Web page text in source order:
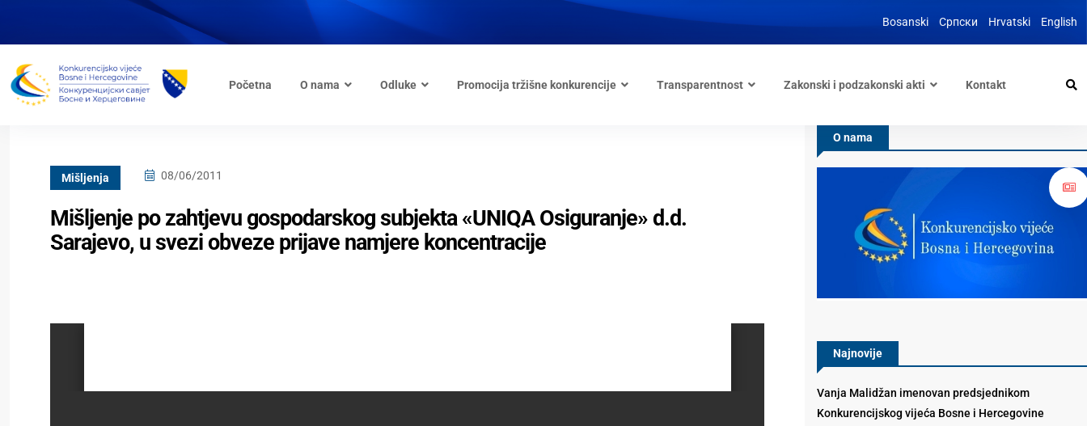
Bosanski Српски Hrvatski English
Početna O nama Odluke Promocija tržišne konkurencije Transparentnost Zakonski i podzakonski akti Kontakt
Mišljenja 08/06/2011
Mišljenje po zahtjevu gospodarskog subjekta «UNIQA Osiguranje» d.d.
Sarajevo, u svezi obveze prijave namjere koncentracije
O nama
Najnovije
Vanja Malidžan imenovan predsjednikom
Konkurencijskog vijeća Bosne i Hercegovine